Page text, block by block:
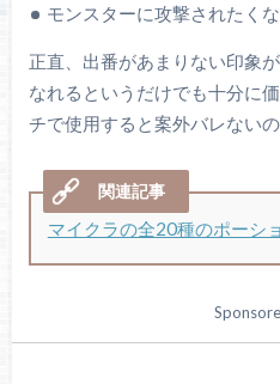
モンスターに攻撃されたく
正直、出番があまりない印象
なれるというだけでも十分に
チで使用すると案外バレない
マイクラの全20種のポーシ